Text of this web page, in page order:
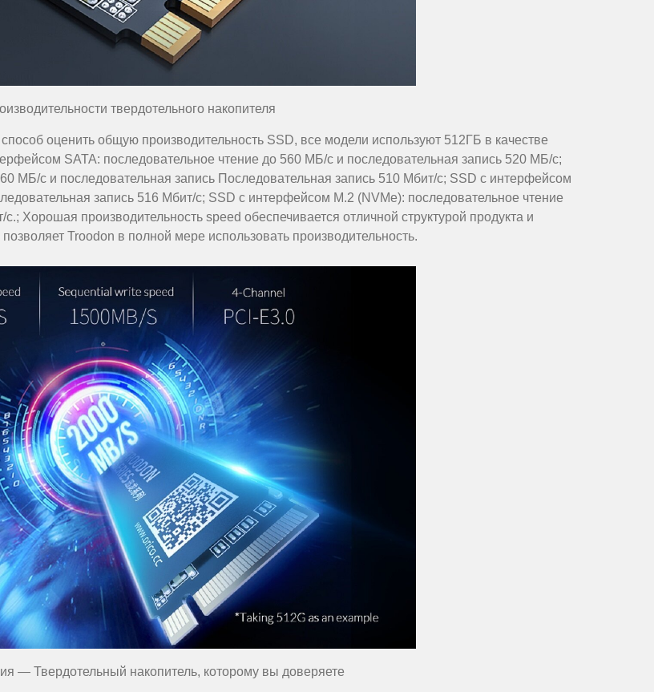
твердотельного накопителя
оценить общую производительность SSD, все модели используют 512ГБ в качестве
SATA: последовательное чтение до 560 МБ/с и последовательная запись 520 МБ/с;
МБ/с и последовательная запись Последовательная запись 510 Мбит/с; SSD с интерфейсом
запись 516 Мбит/с; SSD с интерфейсом M.2 (NVMe): последовательное чтение
Хорошая производительность speed обеспечивается отличной структурой продукта и
Troodon в полной мере использовать производительность.
— Твердотельный накопитель, которому вы доверяете